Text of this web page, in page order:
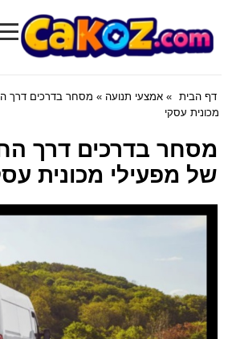
Cakoz.com
דף הבית » אמצעי תנועה » מסחר בדרכים דרך
מכונית עסקי
מסחר בדרכים דרך
של מפעילי מכונית